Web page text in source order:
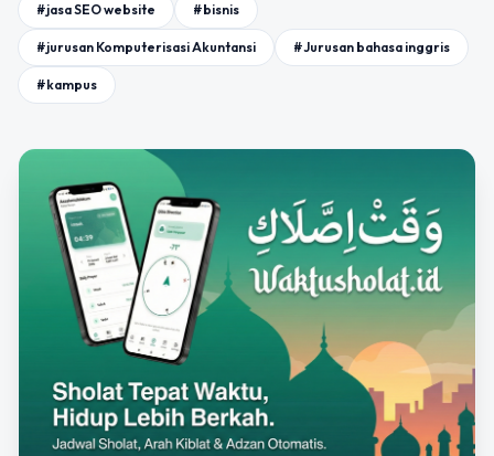
#jasa SEO website #bisnis
#jurusan Komputerisasi Akuntansi #Jurusan bahasa inggris
#kampus